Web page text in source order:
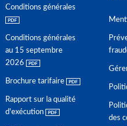
Conditions générales
Conditions générales
au 15 septembre
2026
Brochure tarifaire
Rapport sur la qualité
d'exécution
des